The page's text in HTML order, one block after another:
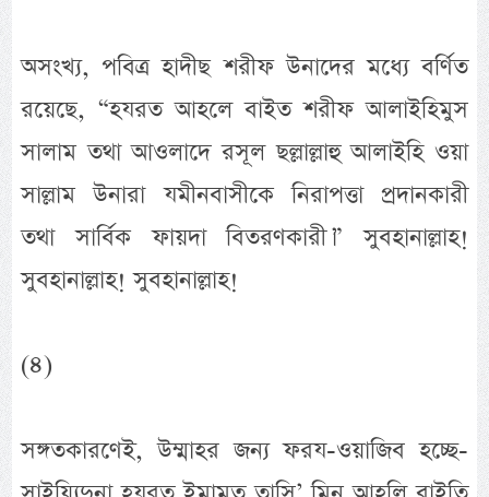
অসংখ্য, পবিত্র হাদীছ শরীফ উনাদের মধ্যে বর্ণিত
রয়েছে, “হযরত আহলে বাইত শরীফ আলাইহিমুস
সালাম তথা আওলাদে রসূল ছল্লাল্লাহু আলাইহি ওয়া
সাল্লাম উনারা যমীনবাসীকে নিরাপত্তা প্রদানকারী
তথা সার্বিক ফায়দা বিতরণকারী।” সুবহানাল্লাহ!
সুবহানাল্লাহ! সুবহানাল্লাহ!
(৪)
সঙ্গতকারণেই, উম্মাহর জন্য ফরয-ওয়াজিব হচ্ছে-